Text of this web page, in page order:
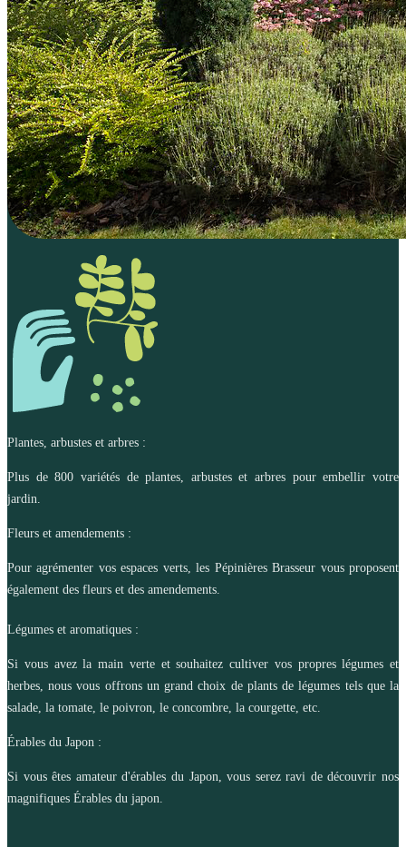
Plantes, arbustes et arbres :
Plus de 800 variétés de plantes, arbustes et arbres pour embellir votre
jardin.
Fleurs et amendements :
Pour agrémenter vos espaces verts, les Pépinières Brasseur vous proposent
également des fleurs et des amendements.
Légumes et aromatiques :
Si vous avez la main verte et souhaitez cultiver vos propres légumes et
herbes, nous vous offrons un grand choix de plants de légumes tels que la
salade, la tomate, le poivron, le concombre, la courgette, etc.
Érables du Japon :
Si vous êtes amateur d'érables du Japon, vous serez ravi de découvrir nos
magnifiques Érables du japon.